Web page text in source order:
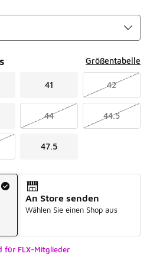
Größentabelle
41 42
44 44.5
47.5
An Store senden
Wählen Sie einen Shop aus
für FLX-Mitglieder